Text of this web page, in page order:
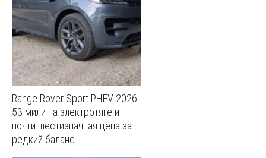
Range Rover Sport PHEV 2026:
53 мили на электротяге и
почти шестизначная цена за
редкий баланс